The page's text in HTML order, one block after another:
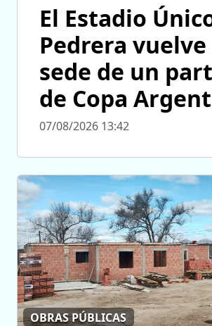
El Estadio
Pedrera vuelve
sede de un
de Copa
07/08/2026 13:42
OBRAS PÚBLICAS